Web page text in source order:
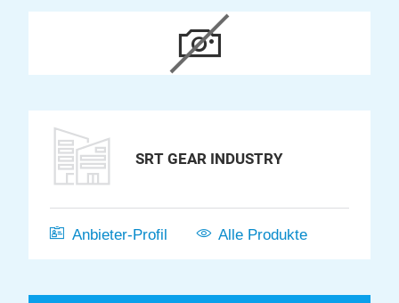
SRT GEAR INDUSTRY
Anbieter-Profil Alle Produkte